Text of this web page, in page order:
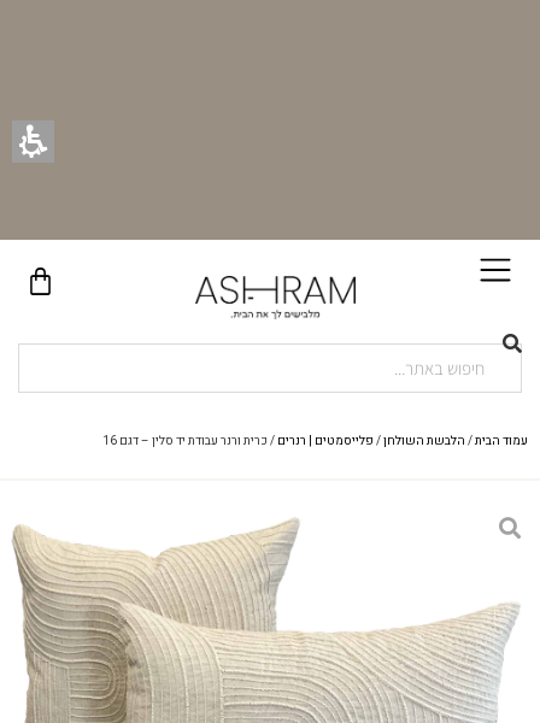
עמוד הבית/ הלבשת השולחן/ פלייסמטים | רנרים / כרית ורנר עבודת יד סלין – דגם 16